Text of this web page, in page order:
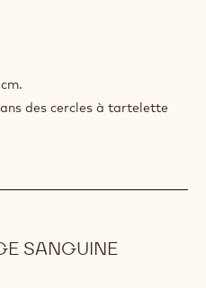
des cercles à tartelette
SANGUINE